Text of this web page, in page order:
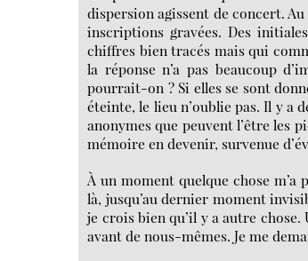
dispersion agissent de concert.
inscriptions gravées. Des
chiffres bien tracés mais qui
la réponse n’a pas beaucoup
pourrait-on ? Si elles se sont
éteinte, le lieu n’oublie pas. Il y a
anonymes que peuvent l’être les
mémoire en devenir, survenue
À un moment quelque chose
là, jusqu’au dernier moment
je crois bien qu’il y a autre
avant de nous-mêmes. Je me